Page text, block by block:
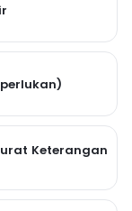
Keterangan